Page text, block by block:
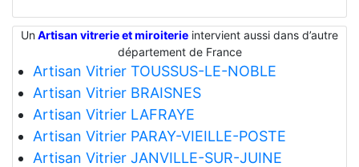
UnArtisan vitrerie et miroiterie intervient aussi dans d’autre
département de France
Artisan Vitrier TOUSSUS-LE-NOBLE
Artisan Vitrier BRAISNES
Artisan Vitrier LAFRAYE
Artisan Vitrier PARAY-VIEILLE-POSTE
Artisan Vitrier JANVILLE-SUR-JUINE